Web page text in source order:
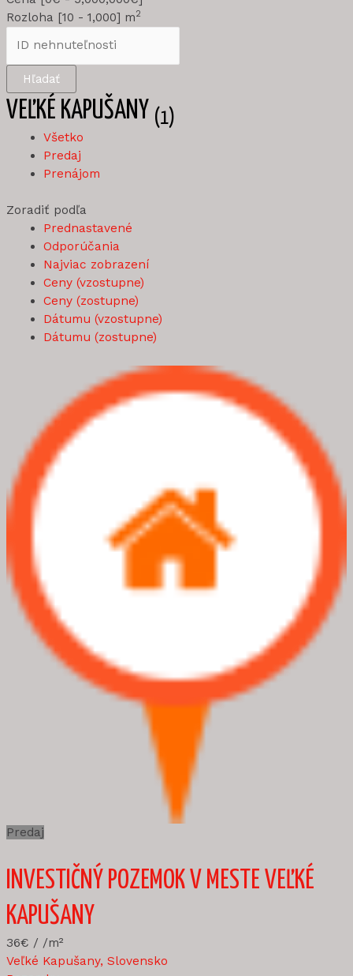
Rozloha [10 -1,000] m2
Hľadať
VEĽKÉ KAPUŠANY (1)
Všetko
Predaj
Prenájom
Zoradiť podľa
Prednastavené
Odporúčania
Najviac zobrazení
Ceny (vzostupne)
Ceny (zostupne)
Dátumu (vzostupne)
Dátumu (zostupne)
Predaj
INVESTIČNÝ POZEMOK V MESTE VEĽKÉ
KAPUŠANY
36€ / /m²
Veľké Kapušany, Slovensko